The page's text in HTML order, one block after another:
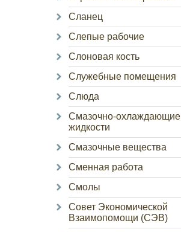
Сланец
Слепые рабочие
Слоновая кость
Служебные помещения
Слюда
Смазочно-охлаждающие
жидкости
Смазочные вещества
Сменная работа
Смолы
Совет Экономической
Взаимопомощи (СЭВ)